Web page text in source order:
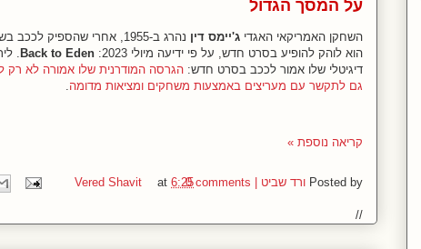
על המסך הגדול
השחקן האמריקאי האגדי ג'יימס דין
נהרג ב-1955, אחרי שהספיק
הוא לוהק להופיע בסרט חדש, על פי ידיעה מיולי 2023:
Back to Eden
.
דיגיטלי שלו אמור לככב בסרט חדש: הגרסה המודרנית שלו אמורה לא
גם לתקשר עם מעריצים באמצעות משחקים ומציאות מדומה.
קריאה נוספת »
Posted by ורד שביט | Vered Shavit at 6:250 comments
//